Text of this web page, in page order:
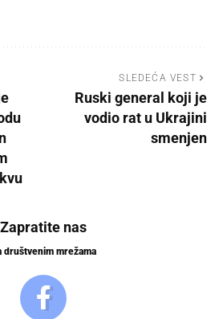
SLEDEĆA VEST
Ruski general koji je
vodio rat u Ukrajini
smenjen
Zapratite nas
društvenim mrežama